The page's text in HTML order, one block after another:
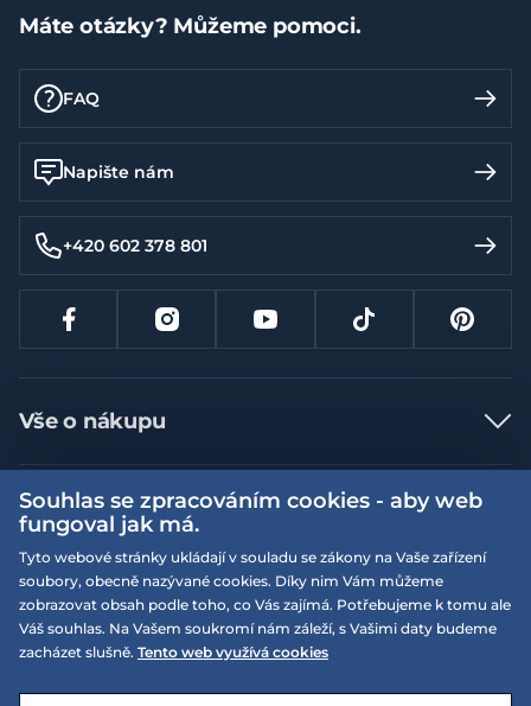
Máte otázky? Můžeme pomoci.
FAQ
Napište nám
+420 602 378 801
Vše o nákupu
Jak nakupovat
Nejčastější dotazy
Doprava a platba
Vrácení a výměna zboží
Reklamace
Velikostní tabulky
Více informací
Obchodní podmínky
Podmínky EQS věrnostního klubu
On-line katalogy
Naše prodejny
EQS Rudná
E-shop vytvořila a technicky zajišťujeSIMPLIA.cz
Souhlas se zpracováním cookies - aby web
fungoval jak má.
Tyto webové stránky ukládají v souladu se zákony na Vaše zařízení
soubory, obecně nazývané cookies. Díky nim Vám můžeme
zobrazovat obsah podle toho, co Vás zajímá. Potřebujeme k tomu ale
Váš souhlas. Na Vašem soukromí nám záleží, s Vašimi daty budeme
zacházet slušně. Tento web využívá cookies